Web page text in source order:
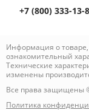
+7 (800) 333-13-
Информация о товаре,
ознакомительный
Технические
изменены
Все права защищены
Политика